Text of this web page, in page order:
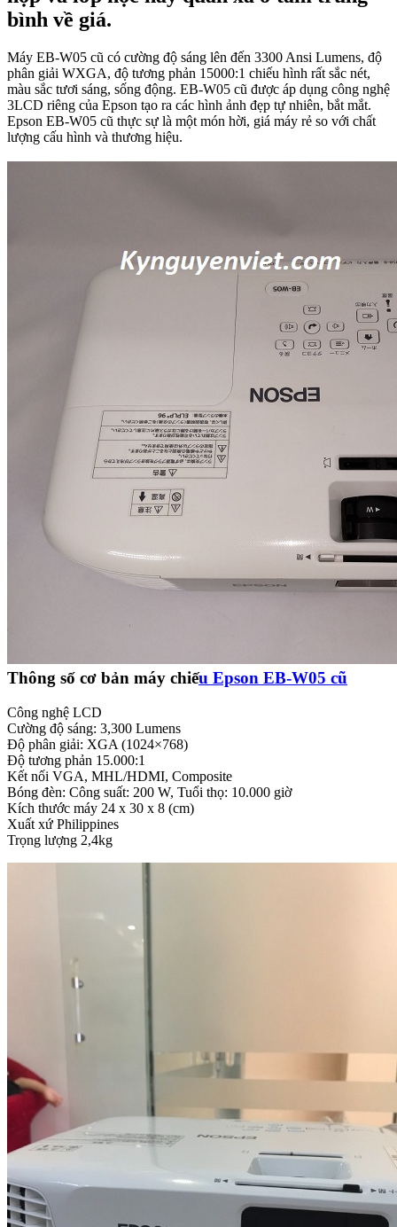
bình về giá.
Máy EB-W05 cũ có cường độ sáng lên đến 3300 Ansi Lumens, độ
phân giải WXGA, độ tương phản 15000:1 chiếu hình rất sắc nét,
màu sắc tươi sáng, sống động. EB-W05 cũ được áp dụng công nghệ
3LCD riêng của Epson tạo ra các hình ảnh đẹp tự nhiên, bắt mắt.
Epson EB-W05 cũ thực sự là một món hời, giá máy rẻ so với chất
lượng cấu hình và thương hiệu.
Thông số cơ bản máy chiếu Epson EB-W05 cũ
Công nghệ LCD
Cường độ sáng: 3,300 Lumens
Độ phân giải: XGA (1024×768)
Độ tương phản 15.000:1
Kết nối VGA, MHL/HDMI, Composite
Bóng đèn: Công suất: 200 W, Tuổi thọ: 10.000 giờ
Kích thước máy 24‎ x 30 x 8 (cm)
Xuất xứ Philippines
Trọng lượng 2,4kg